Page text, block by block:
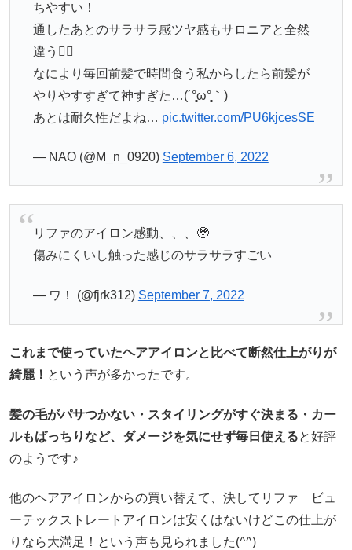
ちやすい！
通したあとのサラサラ感ツヤ感もサロニアと全然
違う😵‍💫
なにより毎回前髪で時間食う私からしたら前髪が
やりやすすぎて神すぎた…(´°̥̥̥ω°̥̥̥｀)
あとは耐久性だよね… pic.twitter.com/PU6kjcesSE
— NAO (@M_n_0920) September 6, 2022
リファのアイロン感動、、、🥹
傷みにくいし触った感じのサラサラすごい
— ワ！ (@fjrk312) September 7, 2022
これまで使っていたヘアアイロンと比べて断然仕上がりが
綺麗！ という声が多かったです。
髪の毛がパサつかない・スタイリングがすぐ決まる・カー
ルもばっちりなど、ダメージを気にせず毎日使えると好評
のようです♪
他のヘアアイロンからの買い替えて、決してリファ ビュ
ーテックストレートアイロンは安くはないけどこの仕上が
りなら大満足！という声も見られました(^^)